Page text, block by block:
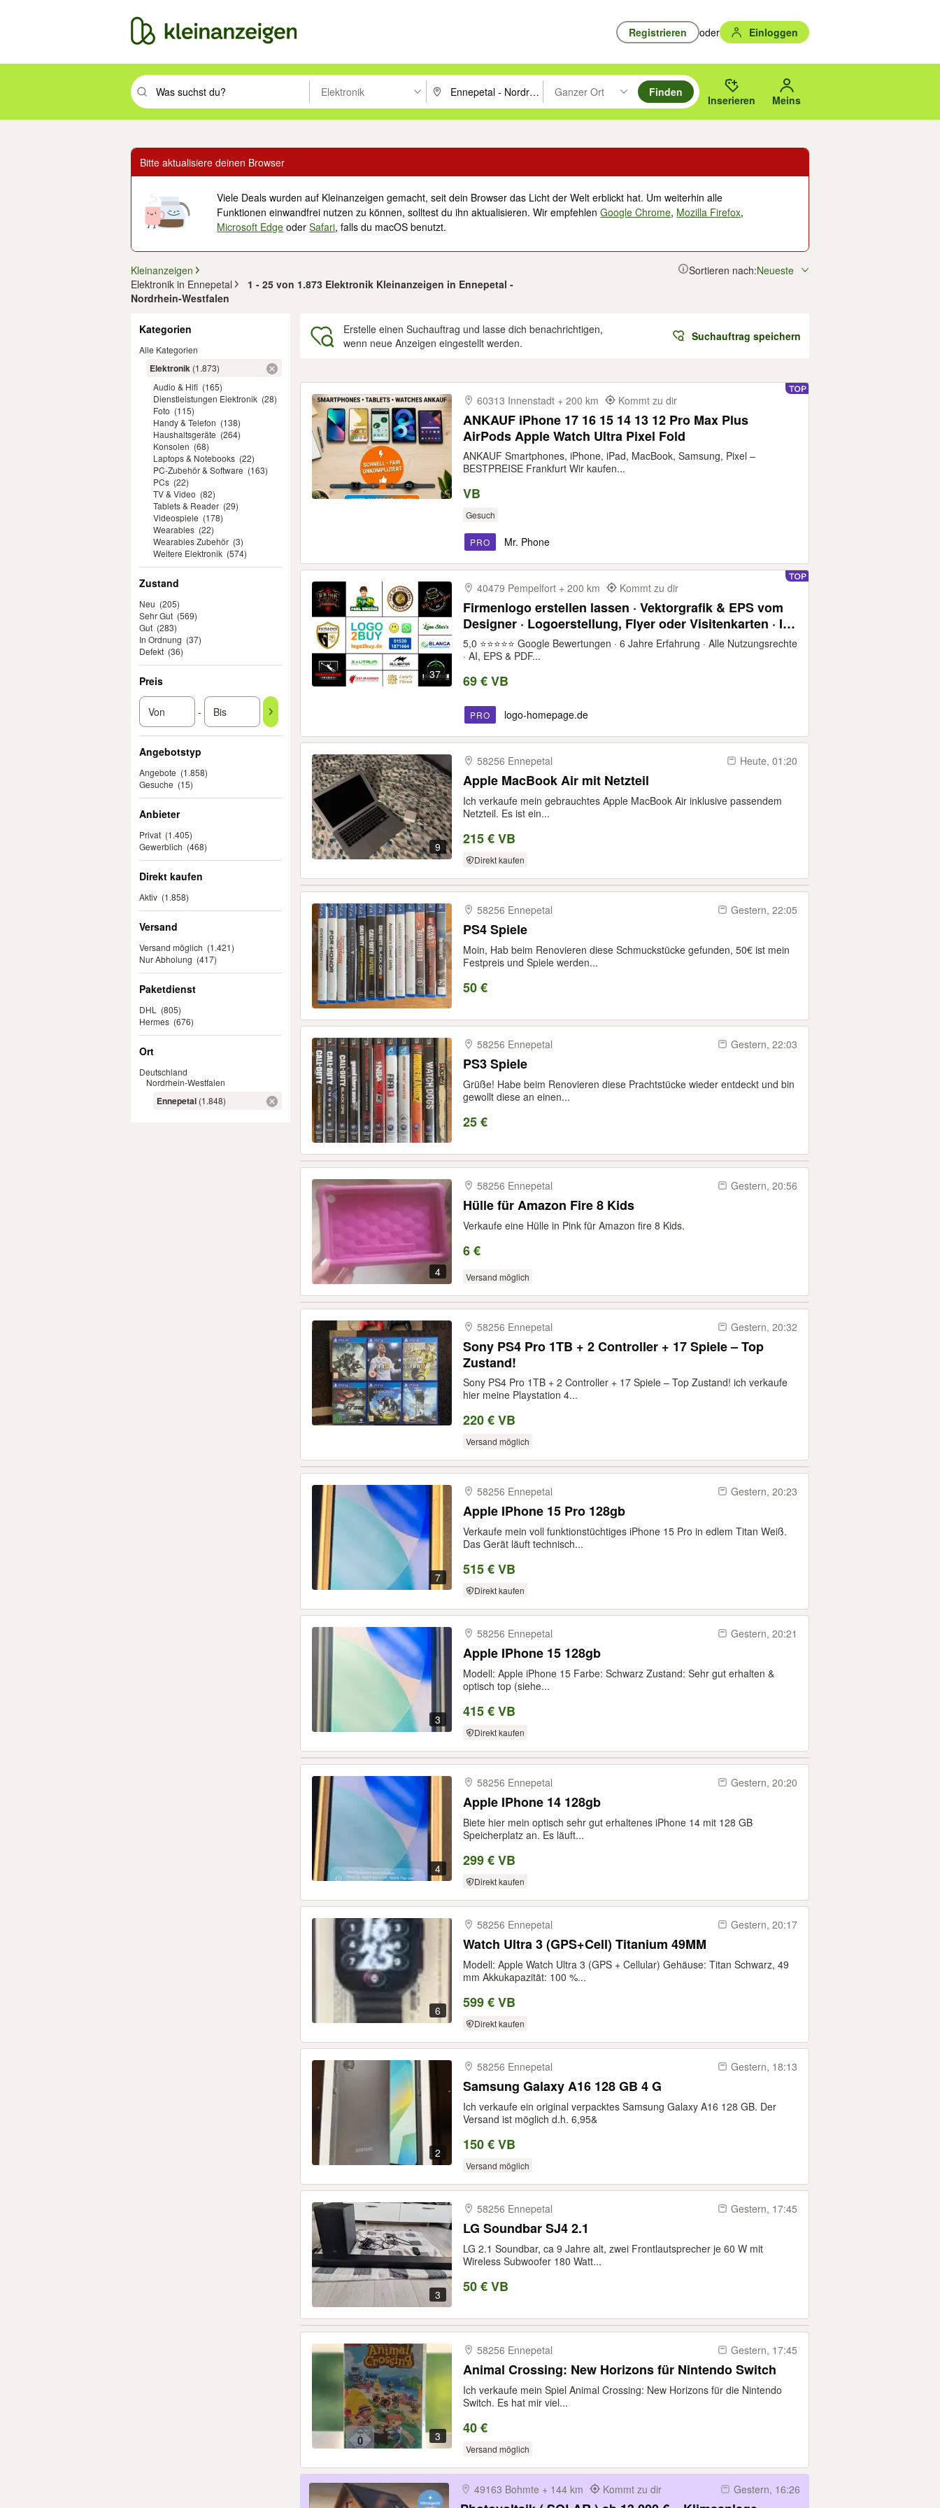
Registrieren oder Einloggen
Suchbegriff eingeben. Eingabetaste drücken um zu suchen, oder Vorschläge mit den Pfeiltasten nach oben/unten durchsuchen und mit Eingabetaste auswählen.
Elektronik PLZ oder Ort eingeben. Eingabetaste drücken um zu suchen, oder Vorschläge mit den Pfeiltasten nach oben/
Ganzer Ort
Suche im Umkreis des gewählten Orts oder PLZ.
Finden
Inserieren Meins
Bitte aktualisiere deinen Browser
Viele Deals wurden auf Kleinanzeigen gemacht, seit dein Browser das Licht der Welt erblickt hat. Um weiterhin alle
Funktionen einwandfrei nutzen zu können, solltest du ihn aktualisieren. Wir empfehlenGoogle Chrome, Mozilla Firefox,
Microsoft Edge oderSafari, falls du macOS benutzt.
Kleinanzeigen
Elektronik in Ennepetal
1 - 25 von 1.873 Elektronik Kleinanzeigen in Ennepetal -
Nordrhein-Westfalen
Sortieren nach:Neueste
Kategorien
Alle Kategorien
Elektronik (1.873)
Audio & Hifi (165)
Dienstleistungen Elektronik (28)
Foto (115)
Handy & Telefon (138)
Haushaltsgeräte (264)
Konsolen (68)
Laptops & Notebooks (22)
PC-Zubehör & Software (163)
PCs (22)
TV & Video (82)
Tablets & Reader (29)
Videospiele (178)
Wearables (22)
Wearables Zubehör (3)
Weitere Elektronik (574)
Zustand
Neu (205)
Sehr Gut (569)
Gut (283)
In Ordnung (37)
Defekt (36)
Preis
-
Angebotstyp
Angebote (1.858)
Gesuche (15)
Anbieter
Privat (1.405)
Gewerblich (468)
Direkt kaufen
Aktiv (1.858)
Versand
Versand möglich (1.421)
Nur Abholung (417)
Paketdienst
DHL
(805)
Hermes (676)
Ort
Deutschland
Nordrhein-Westfalen
Ennepetal (1.848)
Erstelle einen Suchauftrag und lasse dich benachrichtigen,
wenn neue Anzeigen eingestellt werden.
Suchauftrag speichern
60313 Innenstadt + 200 km
Kommt zu dir
ANKAUF iPhone 17 16 15 14 13 12 Pro Max Plus
AirPods Apple Watch Ultra Pixel Fold
ANKAUF Smartphones, iPhone, iPad, MacBook, Samsung, Pixel –
BESTPREISE Frankfurt Wir kaufen...
VB
Gesuch
PRO Mr. Phone
37
40479 Pempelfort + 200 km Kommt zu dir
Firmenlogo erstellen lassen · Vektorgrafik & EPS vom
Designer · Logoerstellung, Flyer oder Visitenkarten · Ihr
Markenlogo · Express Logo Design · Profi Logodesign ·
Menükarten Briefpapier Stempel
5,0 ⭐⭐⭐⭐⭐ Google Bewertungen · 6 Jahre Erfahrung · Alle Nutzungsrechte
· AI, EPS & PDF...
69 € VB
PRO logo-homepage.de
9
58256 Ennepetal Heute, 01:20
Apple MacBook Air mit Netzteil
Ich verkaufe mein gebrauchtes Apple MacBook Air inklusive passendem
Netzteil. Es ist ein...
215 € VB
Direkt kaufen
58256 Ennepetal Gestern, 22:05
PS4 Spiele
Moin, Hab beim Renovieren diese Schmuckstücke gefunden, 50€ ist mein
Festpreis und Spiele werden...
50 €
58256 Ennepetal Gestern, 22:03
PS3 Spiele
Grüße! Habe beim Renovieren diese Prachtstücke wieder entdeckt und bin
gewollt diese an einen...
25 €
4
58256 Ennepetal Gestern, 20:56
Hülle für Amazon Fire 8 Kids
Verkaufe eine Hülle in Pink für Amazon fire 8 Kids.
6 €
Versand möglich
58256 Ennepetal Gestern, 20:32
Sony PS4 Pro 1TB + 2 Controller + 17 Spiele – Top
Zustand!
Sony PS4 Pro 1TB + 2 Controller + 17 Spiele – Top Zustand! ich verkaufe
hier meine Playstation 4...
220 € VB
Versand möglich
7
58256 Ennepetal Gestern, 20:23
Apple IPhone 15 Pro 128gb
Verkaufe mein voll funktionstüchtiges iPhone 15 Pro in edlem Titan Weiß.
Das Gerät läuft technisch...
515 € VB
Direkt kaufen
3
58256 Ennepetal Gestern, 20:21
Apple IPhone 15 128gb
Modell: Apple iPhone 15 Farbe: Schwarz Zustand: Sehr gut erhalten &
optisch top (siehe...
415 € VB
Direkt kaufen
4
58256 Ennepetal Gestern, 20:20
Apple IPhone 14 128gb
Biete hier mein optisch sehr gut erhaltenes iPhone 14 mit 128 GB
Speicherplatz an. Es läuft...
299 € VB
Direkt kaufen
6
58256 Ennepetal Gestern, 20:17
Watch Ultra 3 (GPS+Cell) Titanium 49MM
Modell: Apple Watch Ultra 3 (GPS + Cellular) Gehäuse: Titan Schwarz, 49
mm Akkukapazität: 100 %...
599 € VB
Direkt kaufen
2
58256 Ennepetal Gestern, 18:13
Samsung Galaxy A16 128 GB 4 G
Ich verkaufe ein original verpacktes Samsung Galaxy A16 128 GB. Der
Versand ist möglich d.h. 6,95&
150 € VB
Versand möglich
3
58256 Ennepetal Gestern, 17:45
LG Soundbar SJ4 2.1
LG 2.1 Soundbar, ca 9 Jahre alt, zwei Frontlautsprecher je 60 W mit
Wireless Subwoofer 180 Watt...
50 € VB
3
58256 Ennepetal Gestern, 17:45
Animal Crossing: New Horizons für Nintendo Switch
Ich verkaufe mein Spiel Animal Crossing: New Horizons für die Nintendo
Switch. Es hat mir viel...
40 €
Versand möglich
49163 Bohmte + 144 km Kommt zu dir Gestern, 16:26